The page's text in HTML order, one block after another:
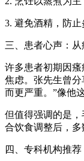
3. 避免酒精，防止
三、患者心声：
许多患者初期因
焦虑。张先生曾
而更严重。”像他
但值得强调的是
合饮食调整后，多
四、专科机构推